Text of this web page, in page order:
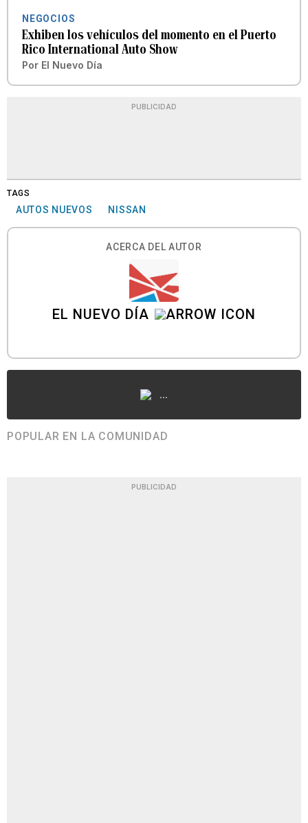
NEGOCIOS
Exhiben los vehículos del momento en el Puerto
Rico International Auto Show
Por El Nuevo Día
PUBLICIDAD
TAGS
AUTOS NUEVOS NISSAN
ACERCA DEL AUTOR
EL NUEVO DÍA
...
POPULAR EN LA COMUNIDAD
PUBLICIDAD